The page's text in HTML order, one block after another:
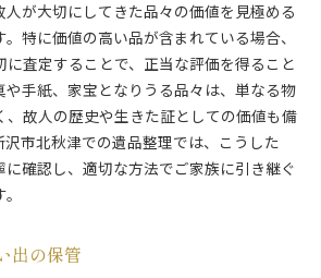
が大切にしてきた品々の価値を見極める
特に価値の高い品が含まれている場合、
に査定することで、正当な評価を得ること
や手紙、家宝となりうる品々は、単なる物
、故人の歴史や生きた証としての価値も備
市北秋津での遺品整理では、こうした
確認し、適切な方法でご家族に引き継ぐ
出の保管